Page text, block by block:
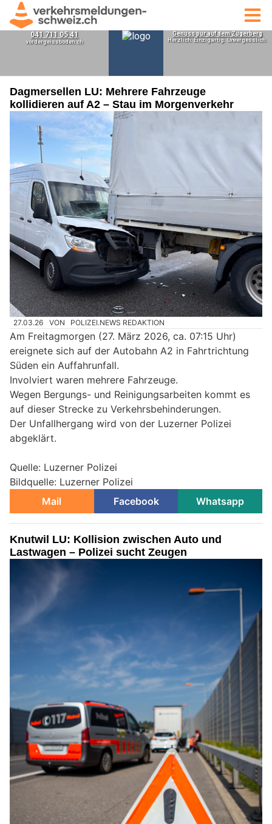
Dagmersellen LU: Mehrere Fahrzeuge
kollidieren auf A2 – Stau im Morgenverkehr
27.03.26 VON POLIZEI.NEWS REDAKTION
Am Freitagmorgen (27. März 2026, ca. 07:15 Uhr)
ereignete sich auf der Autobahn A2 in Fahrtrichtung
Süden ein Auffahrunfall.
Involviert waren mehrere Fahrzeuge.
Wegen Bergungs- und Reinigungsarbeiten kommt es
auf dieser Strecke zu Verkehrsbehinderungen.
Der Unfallhergang wird von der Luzerner Polizei
abgeklärt.
Quelle: Luzerner Polizei
Bildquelle: Luzerner Polizei
Mail
Facebook Whatsapp
Knutwil LU: Kollision zwischen Auto und
Lastwagen – Polizei sucht Zeugen